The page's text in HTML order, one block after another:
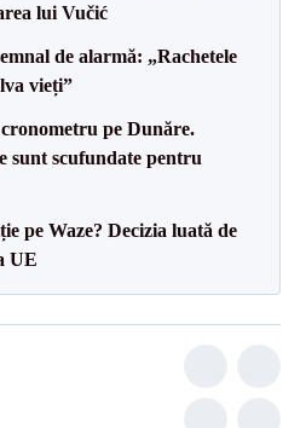
lui Vučić
de alarmă: „Rachetele
vieți”
pe Dunăre.
sunt scufundate pentru
pe Waze? Decizia luată de
UE